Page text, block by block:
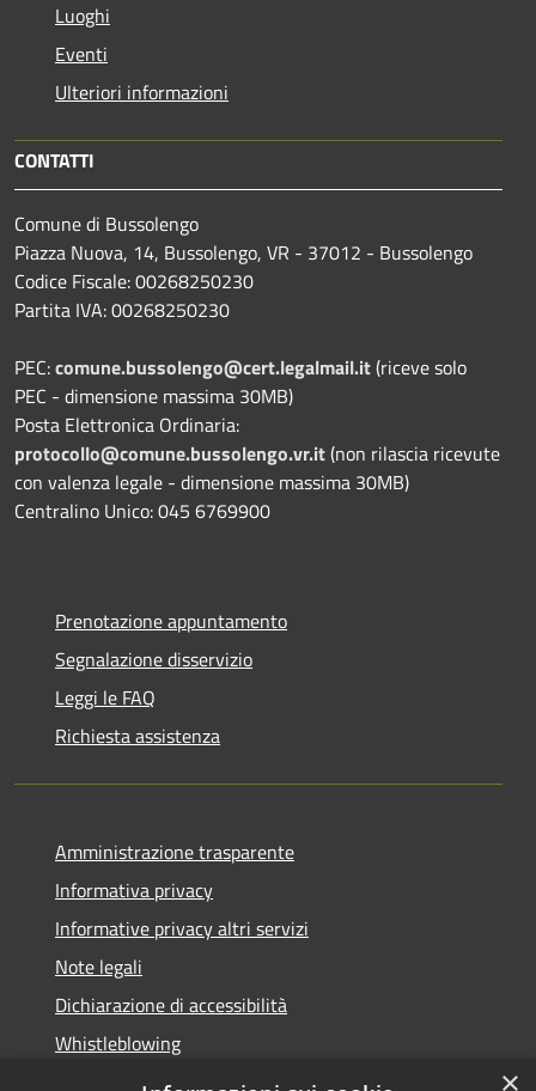
Luoghi
Eventi
Ulteriori informazioni
CONTATTI
Comune di Bussolengo
Piazza Nuova, 14, Bussolengo, VR - 37012 - Bussolengo
Codice Fiscale: 00268250230
Partita IVA: 00268250230
PEC:comune.bussolengo@cert.legalmail.it(riceve solo
PEC - dimensione massima 30MB)
Posta Elettronica Ordinaria:
protocollo@comune.bussolengo.vr.it(non rilascia ricevute
con valenza legale - dimensione massima 30MB)
Centralino Unico: 045 6769900
Prenotazione appuntamento
Segnalazione disservizio
Leggi le FAQ
Richiesta assistenza
Amministrazione trasparente
Informativa privacy
Informative privacy altri servizi
Note legali
Dichiarazione di accessibilità
Whistleblowing
×